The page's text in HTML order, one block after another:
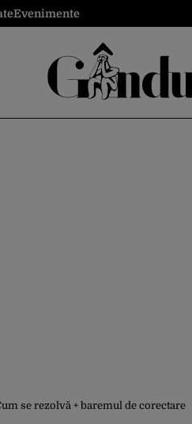
Evenimente
se rezolvă + baremul de corectare